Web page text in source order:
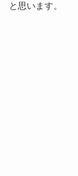
と思います。